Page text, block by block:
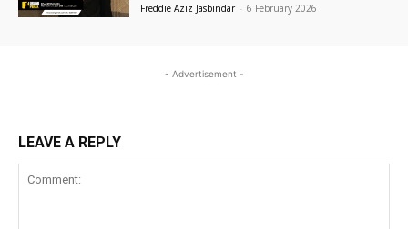
Freddie Aziz Jasbindar - 6 February 2026
- Advertisement -
LEAVE A REPLY